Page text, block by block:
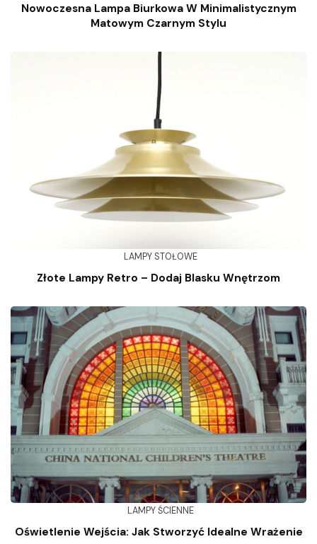
Nowoczesna Lampa Biurkowa W Minimalistycznym
Matowym Czarnym Stylu
LAMPY STOŁOWE
Złote Lampy Retro – Dodaj Blasku Wnętrzom
LAMPY ŚCIENNE
Oświetlenie Wejścia: Jak Stworzyć Idealne Wrażenie